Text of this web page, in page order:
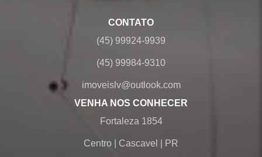
CONTATO
(45) 99924-9939
(45) 99984-9310
imoveislv@outlook.com
VENHA NOS CONHECER
Fortaleza 1854
Centro Cascavel PR